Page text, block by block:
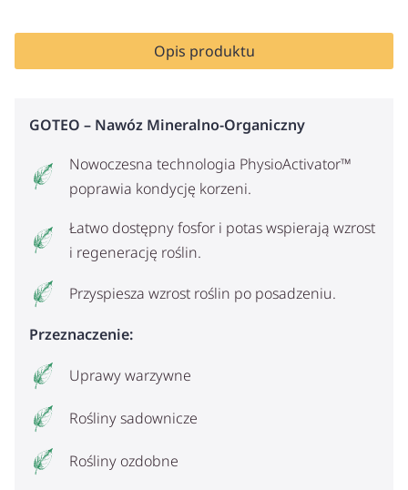
Opis produktu
GOTEO – Nawóz Mineralno-Organiczny
Nowoczesna technologia PhysioActivator™
poprawia kondycję korzeni.
Łatwo dostępny fosfor i potas wspierają wzrost
i regenerację roślin.
Przyspiesza wzrost roślin po posadzeniu.
Przeznaczenie:
Uprawy warzywne
Rośliny sadownicze
Rośliny ozdobne